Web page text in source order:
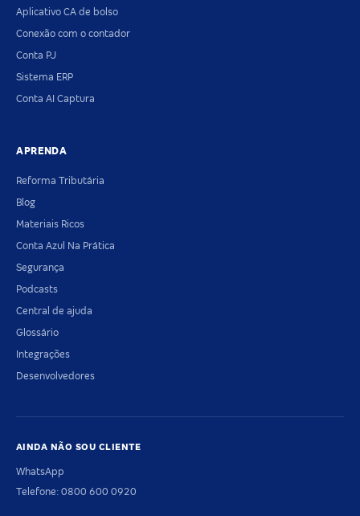
Aplicativo CA de bolso
Conexão com o contador
Conta PJ
Sistema ERP
Conta AI Captura
APRENDA
Reforma Tributária
Blog
Materiais Ricos
Conta Azul Na Prática
Segurança
Podcasts
Central de ajuda
Glossário
Integrações
Desenvolvedores
AINDA NÃO SOU CLIENTE
WhatsApp
Telefone: 0800 600 0920